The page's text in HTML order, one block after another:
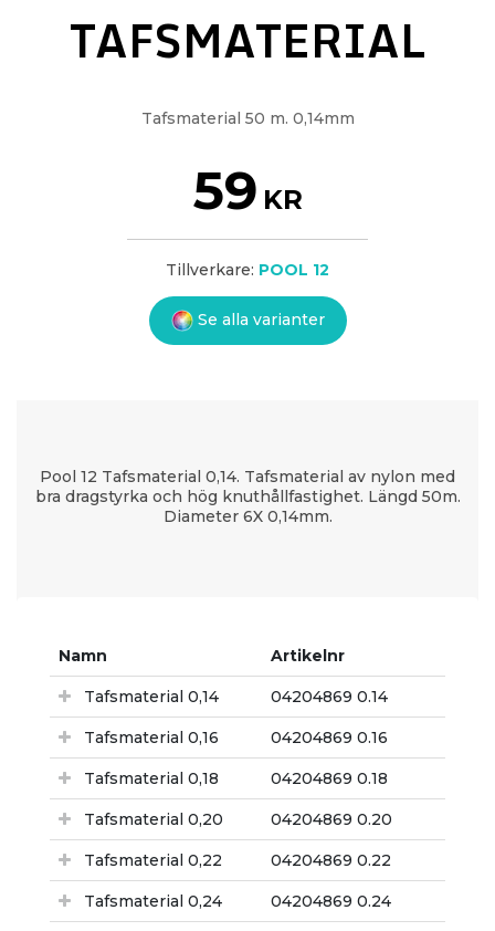
TAFSMATERIAL
Tafsmaterial 50 m. 0,14mm
59 KR
Tillverkare: POOL 12
Se alla varianter
Pool 12 Tafsmaterial 0,14. Tafsmaterial av nylon med
bra dragstyrka och hög knuthållfastighet. Längd 50m.
Diameter 6X 0,14mm.
Namn Artikelnr
Tafsmaterial 0,14 04204869 0.14
Tafsmaterial 0,16 04204869 0.16
Tafsmaterial 0,18 04204869 0.18
Tafsmaterial 0,20 04204869 0.20
Tafsmaterial 0,22 04204869 0.22
Tafsmaterial 0,24 04204869 0.24